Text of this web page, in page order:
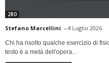
280
Stefano Marcellini - 4 Luglio 2026
Chi ha risolto qualche esercizio di
testo è a metà dell'opera...